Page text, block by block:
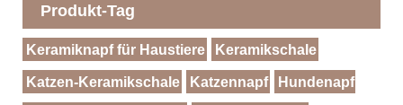
Produkt-Tag
Keramiknapf für Haustiere Keramikschale
Katzen-Keramikschale Katzennapf Hundenapf